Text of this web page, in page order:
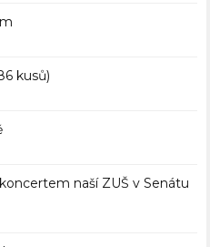
kusů)
naší ZUŠ v Senátu